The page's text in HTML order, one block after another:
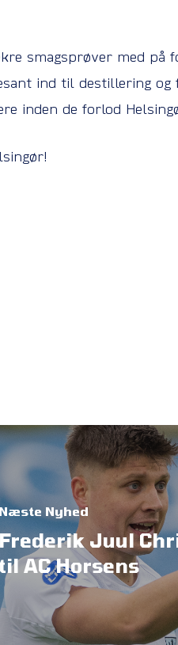
smagsprøver med på
ind til destillering og
inden de forlod
Næste Nyhed
Frederik Juul
til AC Horsens